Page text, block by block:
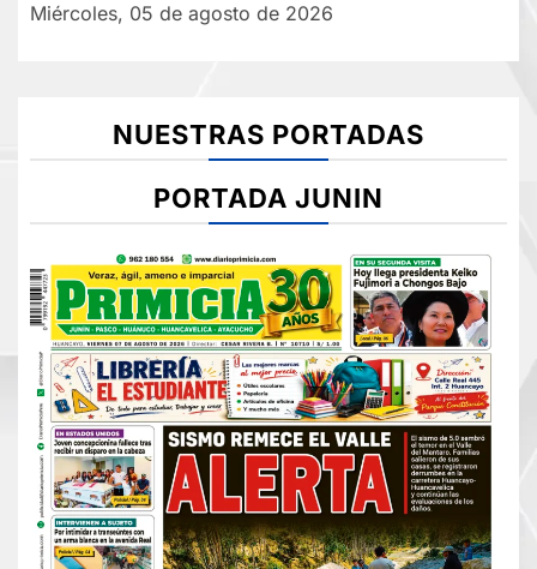
Miércoles, 05 de agosto de 2026
NUESTRAS PORTADAS
PORTADA JUNIN